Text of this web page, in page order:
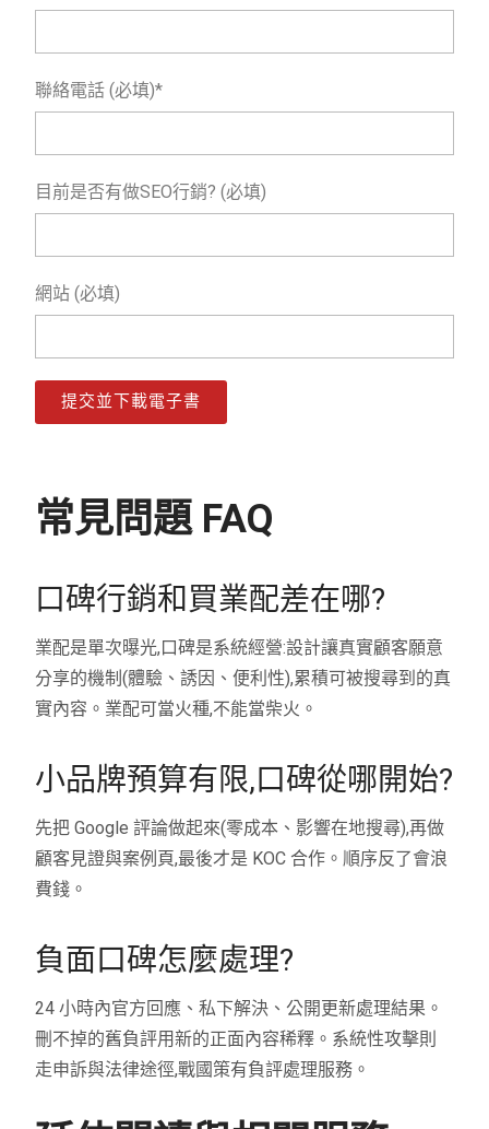
聯絡電話 (必填)*
目前是否有做SEO行銷? (必填)
網站 (必填)
提交並下載電子書
常見問題 FAQ
口碑行銷和買業配差在哪?
業配是單次曝光,口碑是系統經營:設計讓真實顧客願意
分享的機制(體驗、誘因、便利性),累積可被搜尋到的真
實內容。業配可當火種,不能當柴火。
小品牌預算有限,口碑從哪開始?
先把 Google 評論做起來(零成本、影響在地搜尋),再做
顧客見證與案例頁,最後才是 KOC 合作。順序反了會浪
費錢。
負面口碑怎麼處理?
24 小時內官方回應、私下解決、公開更新處理結果。
刪不掉的舊負評用新的正面內容稀釋。系統性攻擊則
走申訴與法律途徑,戰國策有負評處理服務。